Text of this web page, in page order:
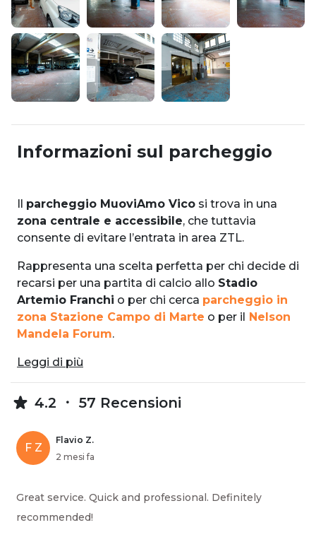
Informazioni sul parcheggio
Il parcheggio MuoviAmo Vico si trova in una
zona centrale e accessibile, che tuttavia
consente di evitare l’entrata in area ZTL.
Rappresenta una scelta perfetta per chi decide di
recarsi per una partita di calcio allo Stadio
Artemio Franchi o per chi cerca parcheggio in
zona Stazione Campo di Marte o per il Nelson
Mandela Forum.
Leggi di più
4.2 57 Recensioni
F Z
Flavio Z.
2 mesi fa
Great service. Quick and professional. Definitely
recommended!